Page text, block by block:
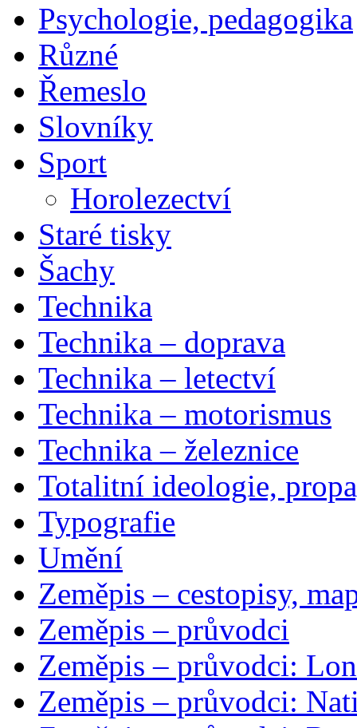
Psychologie, pedagogika
Různé
Řemeslo
Slovníky
Sport
Horolezectví
Staré tisky
Šachy
Technika
Technika – doprava
Technika – letectví
Technika – motorismus
Technika – železnice
Totalitní ideologie,
Typografie
Umění
Zeměpis – cestopisy,
Zeměpis – průvodci
Zeměpis – průvodci:
Zeměpis – průvodci: